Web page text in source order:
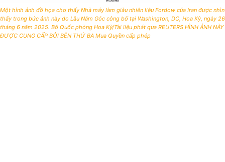
Một hình ảnh đồ họa cho thấy Nhà máy làm giàu nhiên liệu Fordow của Iran được nhìn
thấy trong bức ảnh này do Lầu Năm Góc công bố tại Washington, DC, Hoa Kỳ, ngày 26
tháng 6 năm 2025. Bộ Quốc phòng Hoa Kỳ/Tài liệu phát qua REUTERS HÌNH ẢNH NÀY
ĐƯỢC CUNG CẤP BỞI BÊN THỨ BA Mua Quyền cấp phép